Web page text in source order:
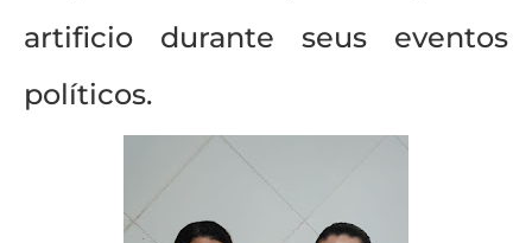
artificio durante seus eventos
políticos.